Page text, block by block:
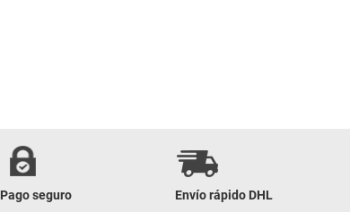
Pago seguro
Envío rápido DHL